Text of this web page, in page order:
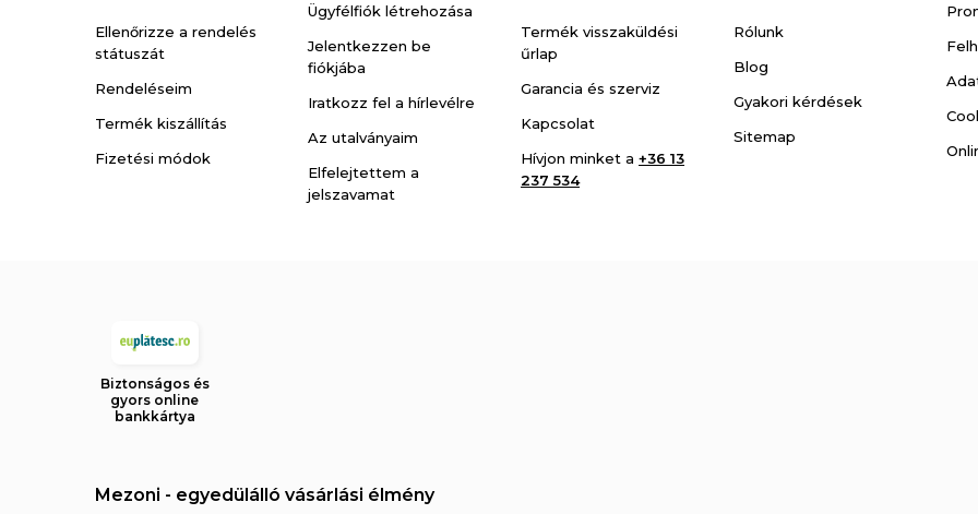
Ellenőrizze a rendelés
státuszát
Rendeléseim
Termék kiszállítás
Fizetési módok
Ügyfélfiók létrehozása
Jelentkezzen be
fiókjába
Iratkozz fel a hírlevélre
Az utalványaim
Elfelejtettem a
jelszavamat
Termék visszaküldési
űrlap
Garancia és szerviz
Kapcsolat
Hívjon minket a+36 13
237 534
Rólunk
Blog
Gyakori kérdések
Sitemap
Biztonságos és
gyors online
bankkártya
Mezoni - egyedülálló vásárlási élmény